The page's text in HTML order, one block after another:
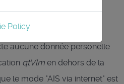
de la vie privée
aucune donnée personelle
qtVlm en dehors de la
le mode "AIS via internet" est
Policy